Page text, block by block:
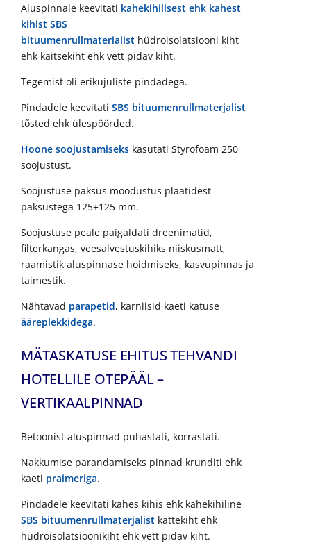
Aluspinnale keevitati kahekihilisest ehk kahest
kihist SBS
bituumenrullmaterialist hüdroisolatsiooni kiht
ehk kaitsekiht ehk vett pidav kiht.
Tegemist oli erikujuliste pindadega.
Pindadele keevitati SBS bituumenrullmaterjalist
tõsted ehk ülespöörded.
Hoone soojustamiseks kasutati Styrofoam 250
soojustust.
Soojustuse paksus moodustus plaatidest
paksustega 125+125 mm.
Soojustuse peale paigaldati dreenimatid,
filterkangas, veesalvestuskihiks niiskusmatt,
raamistik aluspinnase hoidmiseks, kasvupinnas ja
taimestik.
Nähtavad parapetid, karniisid kaeti katuse
ääreplekkidega.
MÄTASKATUSE EHITUS TEHVANDI
HOTELLILE OTEPÄÄL –
VERTIKAALPINNAD
Betoonist aluspinnad puhastati, korrastati.
Nakkumise parandamiseks pinnad krunditi ehk
kaeti praimeriga.
Pindadele keevitati kahes kihis ehk kahekihiline
SBS bituumenrullmaterjalist kattekiht ehk
hüdroisolatsioonikiht ehk vett pidav kiht.